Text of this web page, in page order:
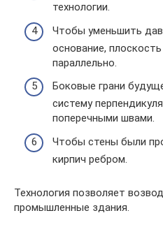
технологии.
Чтобы уменьшить
основание,
параллельно.
Боковые грани
систему
поперечными швами.
Чтобы стены были
кирпич ребром.
Технология позволяет
промышленные здания.